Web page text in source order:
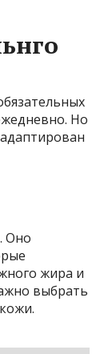
Но
Оно
жира и
выбрать